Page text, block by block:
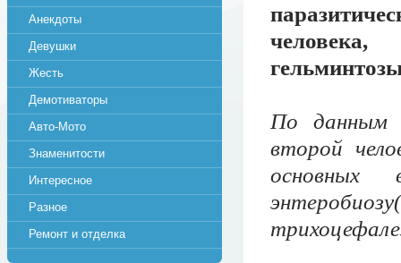
По данным
второй
основных
Анекдоты
Девушки
Жесть
Демотиваторы
Авто-Мото
Знаменитости
Интересное
Разное
Ремонт и отделка